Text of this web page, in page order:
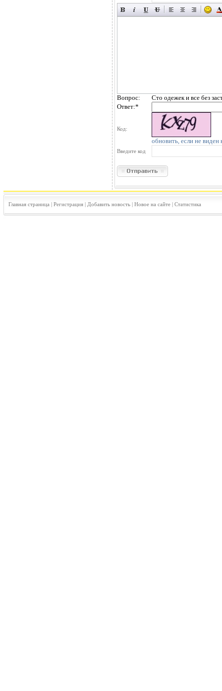
Вопрос:
Сто одежек и все без
Ответ:*
Код:
обновить, если не виден
Введите код
Главная страница | Регистрация| Добавить новость| Новое на сайте| Статистика